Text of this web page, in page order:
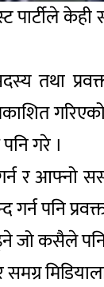
पार्टीले
तथा
गरे ।
गर्न र
गर्न पनि
जो कसैले
समग्र